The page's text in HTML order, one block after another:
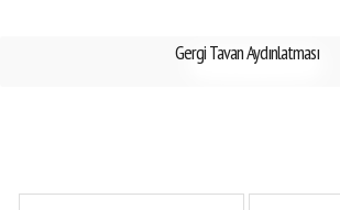
Gergi Tavan Aydınlatması